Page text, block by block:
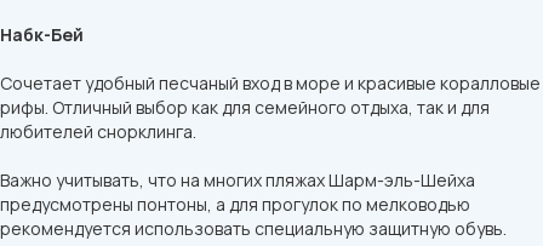
Набк-Бей
Сочетает удобный песчаный вход в море и красивые коралловые
рифы. Отличный выбор как для семейного отдыха, так и для
любителей снорклинга.
Важно учитывать, что на многих пляжах Шарм-эль-Шейха
предусмотрены понтоны, а для прогулок по мелководью
рекомендуется использовать специальную защитную обувь.